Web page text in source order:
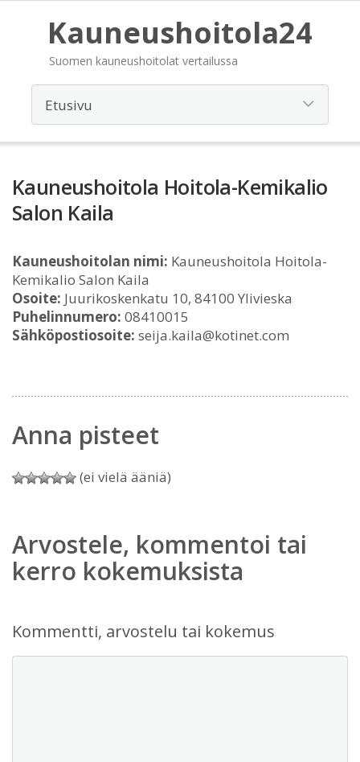
Kauneushoitola24
Suomen kauneushoitolat vertailussa
Kauneushoitola Hoitola-Kemikalio
Salon Kaila
Kauneushoitolan nimi: Kauneushoitola Hoitola-
Kemikalio Salon Kaila
Osoite: Juurikoskenkatu 10, 84100 Ylivieska
Puhelinnumero: 08410015
Sähköpostiosoite: seija.kaila@kotinet.com
Anna pisteet
(ei vielä ääniä)
Arvostele, kommentoi tai
kerro kokemuksista
Kommentti, arvostelu tai kokemus